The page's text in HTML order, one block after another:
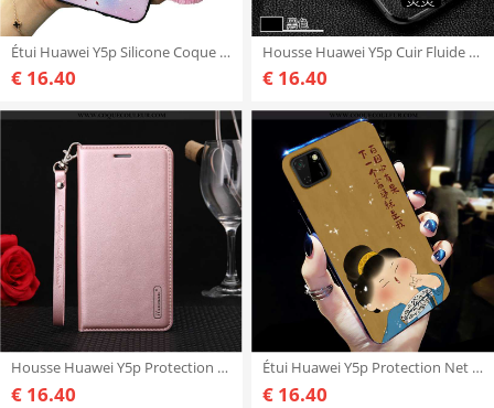
Étui Huawei Y5p Silicone Coque Téléphone Portable, Huawei Y5p Créatif Vintage Rose
€ 16.40
Housse Huawei Y5p Cuir Fluide Doux Coque, Étui Huawei Y5p Modèle Fleurie Incassable Noir
€ 16.40
Housse Huawei Y5p Protection Cuir Coque, Étui Huawei Y5p Cuir Véritable Rose
€ 16.40
Étui Huawei Y5p Protection Net Rouge Créatif, Coque Huawei Y5p Délavé En Daim Mode Jaune
€ 16.40